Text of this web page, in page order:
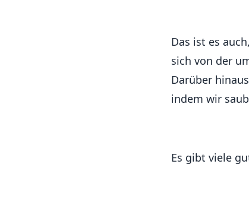
Das ist es
sich von der
Darüber
indem wir
Es gibt viele